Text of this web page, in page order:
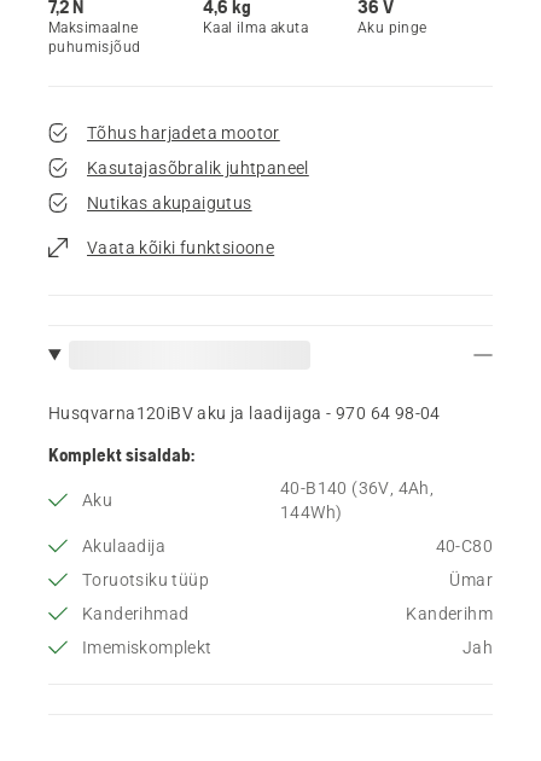
7,2 N
Maksimaalne
puhumisjõud
4,6 kg
Kaal ilma akuta
36 V
Aku pinge
Tõhus harjadeta mootor
Kasutajasõbralik juhtpaneel
Nutikas akupaigutus
Vaata kõiki funktsioone
Husqvarna120iBV aku ja laadijaga - 970 64 98‑04
Komplekt sisaldab:
Aku
40-B140 (36V, 4Ah,
144Wh)
Akulaadija
40-C80
Toruotsiku tüüp
Ümar
Kanderihmad
Kanderihm
Imemiskomplekt
Jah